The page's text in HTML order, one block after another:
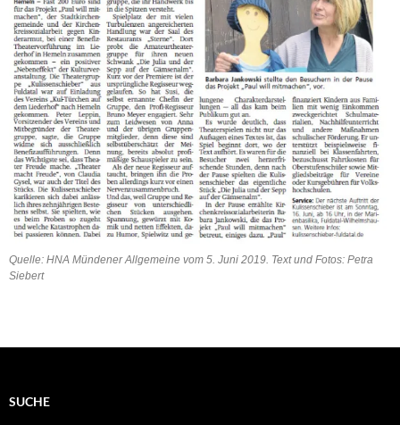
Quelle: HNA Mündener Allgemeine vom 5. Juni 2019. Text und Fotos: Petra
Siebert
SUCHE